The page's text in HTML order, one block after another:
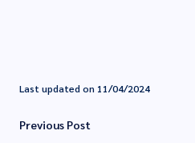
Last updated on 11/04/2024
Previous Post